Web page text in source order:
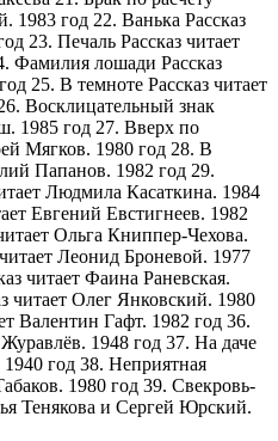
1983 год 22. Ванька Рассказ
23. Печаль Рассказ читает
Фамилия лошади Рассказ
25. В темноте Рассказ читает
Восклицательный знак
1985 год 27. Вверх по
Мягков. 1980 год 28. В
Папанов. 1982 год 29.
Людмила Касаткина. 1984
Евгений Евстигнеев. 1982
Ольга Книппер-Чехова.
Леонид Броневой. 1977
читает Фаина Раневская.
читает Олег Янковский. 1980
Валентин Гафт. 1982 год 36.
1948 год 37. На даче
год 38. Неприятная
1980 год 39. Свекровь-
Тенякова и Сергей Юрский.